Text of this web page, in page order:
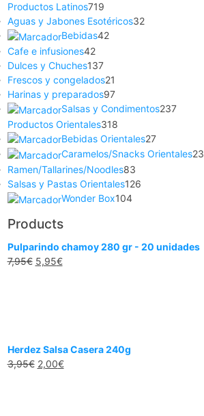
Productos Latinos719
Aguas y Jabones Esotéricos32
Bebidas42
Cafe e infusiones42
Dulces y Chuches137
Frescos y congelados21
Harinas y preparados97
Salsas y Condimentos237
Productos Orientales318
Bebidas Orientales27
Caramelos/Snacks Orientales23
Ramen/Tallarines/Noodles83
Salsas y Pastas Orientales126
Wonder Box104
Products
Pulparindo chamoy 280 gr - 20 unidades
7,95€ 5,95€
Herdez Salsa Casera 240g
3,95€ 2,00€